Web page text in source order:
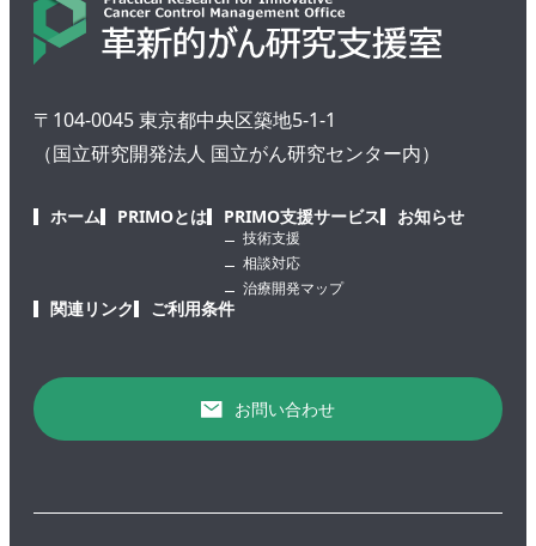
〒104-0045 東京都中央区築地5-1-1
（国立研究開発法人 国立がん研究センター内）
ホーム PRIMOとは PRIMO支援サービス
技術支援
相談対応
治療開発マップ
お知らせ
関連リンク ご利用条件
お問い合わせ